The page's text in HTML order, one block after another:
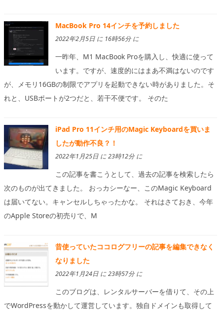
MacBook Pro 14インチを予約しました
2022年2月5日 に 16時56分 に
一昨年、M1 MacBook Proを購入し、快適に使って
います。ですが、速度的にはまあ不満はないのです
が、メモリ16GBの制限でアプリを起動できない時がありました。そ
れと、USBポートが2つだと、若干不便です。 そのた
iPad Pro 11インチ用のMagic Keyboardを買いま
したが動作不良？！
2022年1月25日 に 23時12分 に
この記事を書こうとして、過去の記事を検索したら
次のものが出てきました。 おっカシーなー、このMagic Keyboard
は届いてない。キャンセルしちゃったかな。 それはさておき、今年
のApple Storeの初売りで、M
昔使っていたココログフリーの記事を編集できなく
なりました
2022年1月24日 に 23時57分 に
このブログは、レンタルサーバーを借りて、その上
でWordPressを動かして運営しています。独自ドメインも取得して